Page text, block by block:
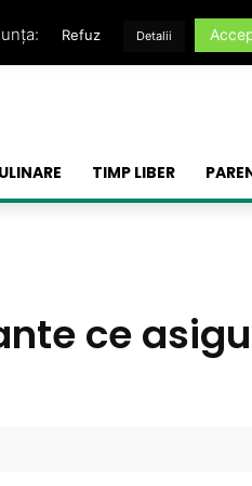
TIMP LIBER
ce
Refuz Detalii